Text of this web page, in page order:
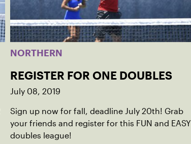
NORTHERN
REGISTER FOR ONE DOUBLES
July 08, 2019
Sign up now for fall, deadline July 20th! Grab
your friends and register for this FUN and EASY
doubles league!